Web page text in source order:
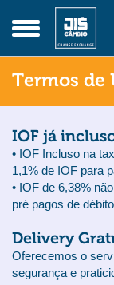
Termos de
IOF já
• IOF Incluso na
1,1% de IOF para
• IOF de 6,38%
pré pagos de
Delivery
Oferecemos o
segurança e